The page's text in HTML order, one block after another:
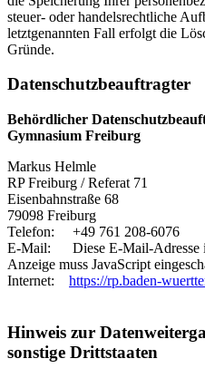
steuer- oder handelsrechtliche
letztgenannten Fall erfolgt die
Gründe.
Datenschutz­beauftragter
Behördlicher
Gymnasium Freiburg
Markus Helmle
RP Freiburg / Referat 71
Eisenbahnstraße 68
79098 Freiburg
Telefon: +49 761 208-6076
E-Mail: Diese E-Mail-Adresse
Anzeige muss JavaScript
Internet: https://rp.baden-
Hinweis zur
sonstige Drittstaaten